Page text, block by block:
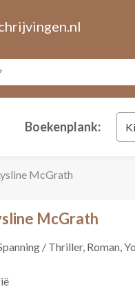
Boekenplank:
McGrath
McGrath
/ Thriller, Roman,